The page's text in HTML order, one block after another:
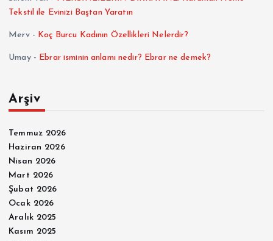
Tekstil ile Evinizi Baştan Yaratın
Merv- Koç Burcu Kadının Özellikleri Nelerdir?
Umay- Ebrar isminin anlamı nedir? Ebrar ne demek?
Arşiv
Temmuz 2026
Haziran 2026
Nisan 2026
Mart 2026
Şubat 2026
Ocak 2026
Aralık 2025
Kasım 2025